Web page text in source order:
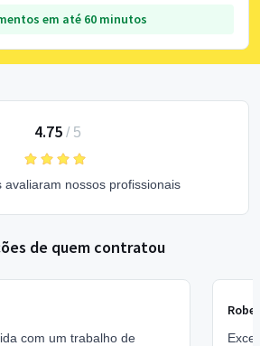
em até 60 minutos
4.75 / 5
nossos profissionais
de quem contratou
com um trabalho de